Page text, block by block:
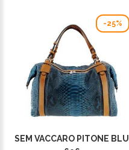
-25%
SEM VACCARO PITONE BLU